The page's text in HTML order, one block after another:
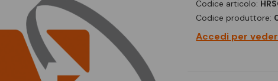
Codice articolo:
Codice produttore:
Accedi per